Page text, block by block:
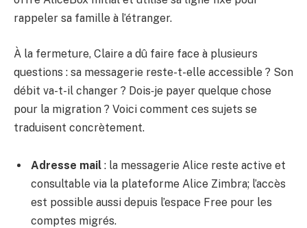
rappeler sa famille à l’étranger.
À la fermeture, Claire a dû faire face à plusieurs
questions : sa messagerie reste-t-elle accessible ? Son
débit va-t-il changer ? Dois‑je payer quelque chose
pour la migration ? Voici comment ces sujets se
traduisent concrètement.
Adresse mail : la messagerie Alice reste active et
consultable via la plateforme Alice Zimbra; l’accès
est possible aussi depuis l’espace Free pour les
comptes migrés.